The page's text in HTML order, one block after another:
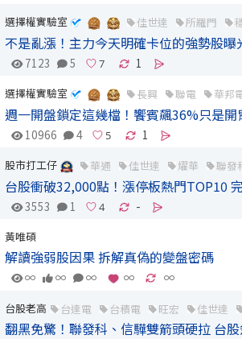
選擇權實驗室 佳世達 所羅門
不是亂漲！主力今天明確卡位的強勢股曝
7123 5 1
選擇權實驗室 長興 聯電 華邦
週一開盤鎖定這幾檔！饗賓飆36%只是開
10966 4 1
股市打工仔 華通 佳世達 燿華 聯發
台股衝破32,000點！漲停板熱門TOP10
3553 1 -
黃唯碩
解讀強弱股因果 拆解真偽的變盤密碼
∞ ∞ ∞ ∞ ∞
台股老高 台達電 台積電 旺宏 佳世達
翻黑免驚！聯發科、信驊雙箭頭硬拉 台